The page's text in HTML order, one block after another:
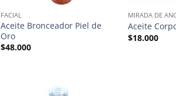
FACIAL
Aceite Bronceador Piel de
Oro
$48.000
MIRADA DE
Aceite
$18.000